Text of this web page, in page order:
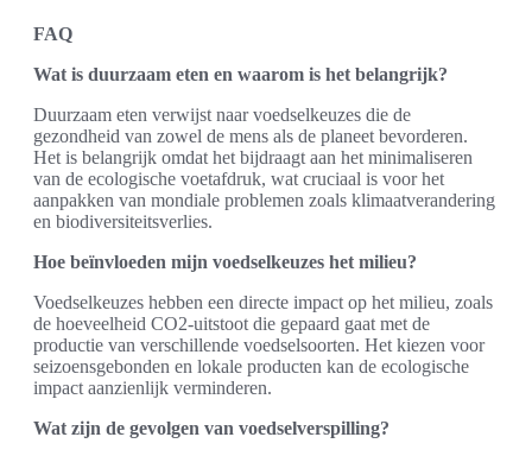
FAQ
Wat is duurzaam eten en waarom is het belangrijk?
Duurzaam eten verwijst naar voedselkeuzes die de
gezondheid van zowel de mens als de planeet bevorderen.
Het is belangrijk omdat het bijdraagt aan het minimaliseren
van de ecologische voetafdruk, wat cruciaal is voor het
aanpakken van mondiale problemen zoals klimaatverandering
en biodiversiteitsverlies.
Hoe beïnvloeden mijn voedselkeuzes het milieu?
Voedselkeuzes hebben een directe impact op het milieu, zoals
de hoeveelheid CO2-uitstoot die gepaard gaat met de
productie van verschillende voedselsoorten. Het kiezen voor
seizoensgebonden en lokale producten kan de ecologische
impact aanzienlijk verminderen.
Wat zijn de gevolgen van voedselverspilling?